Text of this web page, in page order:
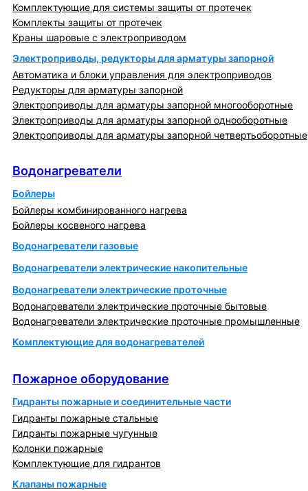
Комплектующие для системы защиты от протечек
Комплекты защиты от протечек
Краны шаровые с электроприводом
Электроприводы, редукторы для арматуры запорной
Автоматика и блоки управления для электроприводов
Редукторы для арматуры запорной
Электроприводы для арматуры запорной многооборотные
Электроприводы для арматуры запорной однооборотные
Электроприводы для арматуры запорной четвертьоборотные
Водонагреватели
Бойлеры
Бойлеры комбинированного нагрева
Бойлеры косвеного нагрева
Водонагреватели газовые
Водонагреватели электрические накопительные
Водонагреватели электрические проточные
Водонагреватели электрические проточные бытовые
Водонагреватели электрические проточные промышленные
Комплектующие для водонагревателей
Пожарное оборудование
Гидранты пожарные и соединительные части
Гидранты пожарные стальные
Гидранты пожарные чугунные
Колонки пожарные
Комплектующие для гидрантов
Клапаны пожарные